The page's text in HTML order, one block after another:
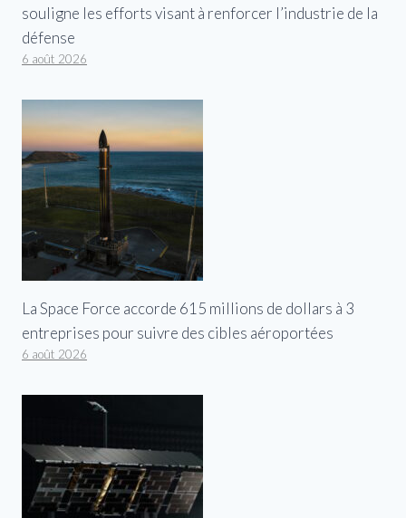
souligne les efforts visant à renforcer l’industrie de la
défense
6 août 2026
La Space Force accorde 615 millions de dollars à 3
entreprises pour suivre des cibles aéroportées
6 août 2026